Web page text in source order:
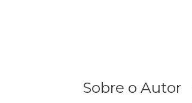
Sobre o Autor